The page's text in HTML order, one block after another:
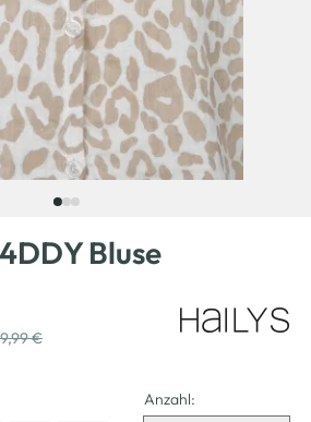
Bluse
€
Anzahl: